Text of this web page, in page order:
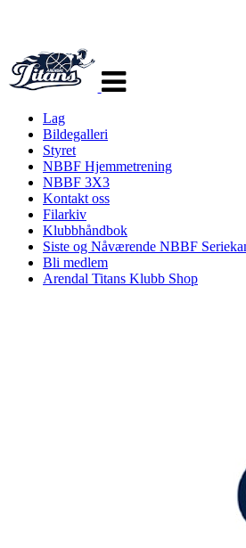
navigasjon
Lag
Bildegalleri
Styret
NBBF Hjemmetrening
NBBF 3X3
Kontakt oss
Filarkiv
Klubbhåndbok
Siste og Nåværende NBBF
Bli medlem
Arendal Titans Klubb Shop